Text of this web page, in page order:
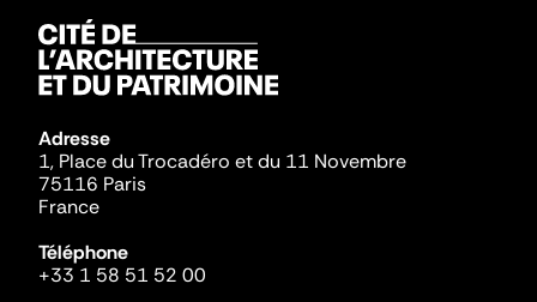
Adresse
1, Place du Trocadéro et du 11 Novembre
75116 Paris
France
Téléphone
+33 1 58 51 52 00